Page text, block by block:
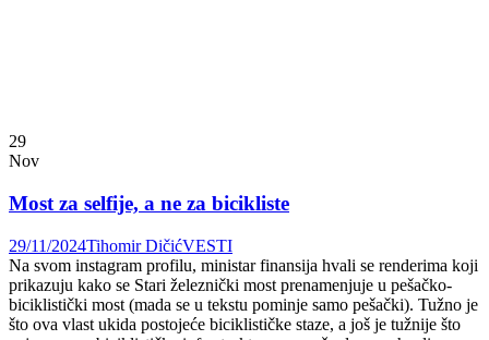
29
Nov
Most za selfije, a ne za bicikliste
29/11/2024Tihomir DičićVESTI
Na svom instagram profilu, ministar finansija hvali se renderima koji
prikazuju kako se Stari železnički most prenamenjuje u pešačko-
biciklistički most (mada se u tekstu pominje samo pešački). Tužno je
što ova vlast ukida postojeće biciklističke staze, a još je tužnije što